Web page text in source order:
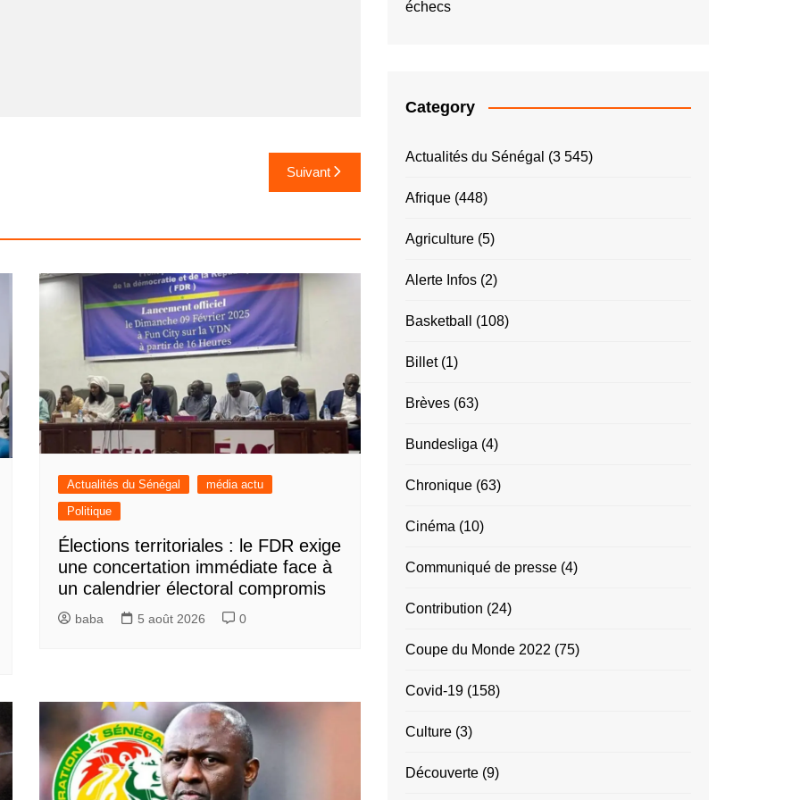
Suivant
Actualités du Sénégal
média actu
Politique
Élections territoriales : le FDR exige
une concertation immédiate face à
un calendrier électoral compromis
baba 5 août 2026 0
échecs
Category
Actualités du Sénégal (3 545)
Afrique (448)
Agriculture (5)
Alerte Infos (2)
Basketball (108)
Billet(1)
Brèves (63)
Bundesliga (4)
Chronique (63)
Cinéma (10)
Communiqué de presse (4)
Contribution (24)
Coupe du Monde 2022 (75)
Covid-19 (158)
Culture (3)
Découverte (9)